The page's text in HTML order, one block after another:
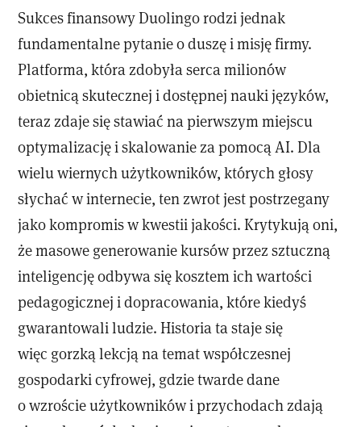
Sukces finansowy Duolingo rodzi jednak
fundamentalne pytanie o duszę i misję firmy.
Platforma, która zdobyła serca milionów
obietnicą skutecznej i dostępnej nauki języków,
teraz zdaje się stawiać na pierwszym miejscu
optymalizację i skalowanie za pomocą AI. Dla
wielu wiernych użytkowników, których głosy
słychać w internecie, ten zwrot jest postrzegany
jako kompromis w kwestii jakości. Krytykują oni,
że masowe generowanie kursów przez sztuczną
inteligencję odbywa się kosztem ich wartości
pedagogicznej i dopracowania, które kiedyś
gwarantowali ludzie. Historia ta staje się
więc gorzką lekcją na temat współczesnej
gospodarki cyfrowej, gdzie twarde dane
o wzroście użytkowników i przychodach zdają